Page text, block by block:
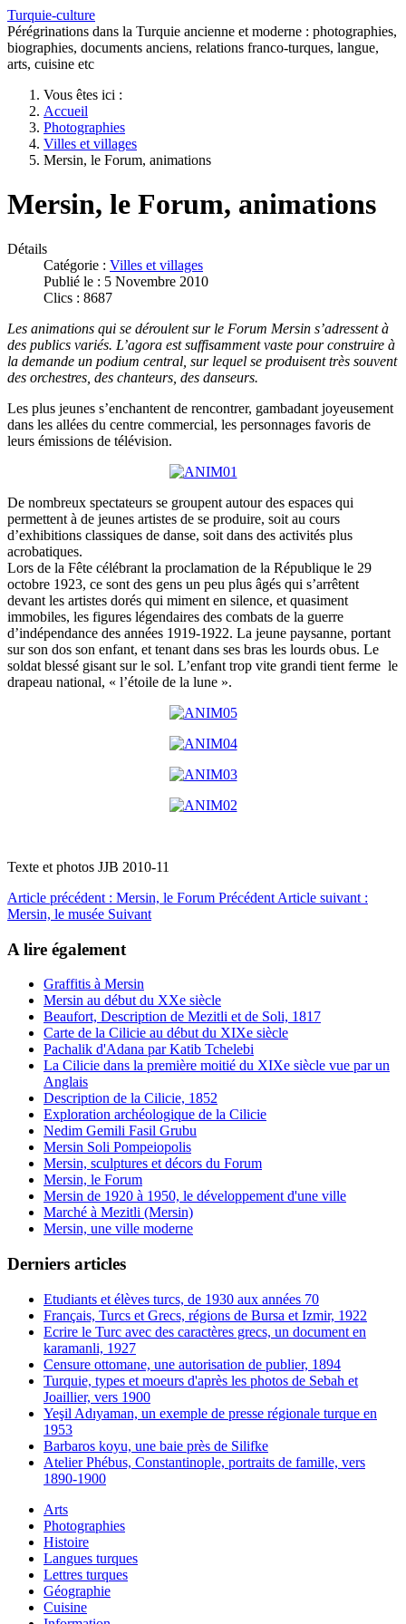
Turquie-culture
Pérégrinations dans la Turquie ancienne et moderne : photographies,
biographies, documents anciens, relations franco-turques, langue,
arts, cuisine etc
Vous êtes ici :
Accueil
Photographies
Villes et villages
Mersin, le Forum, animations
Mersin, le Forum, animations
Détails
Catégorie : Villes et villages
Publié le : 5 Novembre 2010
Clics : 8687
Les animations qui se déroulent sur le Forum Mersin s’adressent à
des publics variés. L’agora est suffisamment vaste pour construire à
la demande un podium central, sur lequel se produisent très souvent
des orchestres, des chanteurs, des danseurs.
Les plus jeunes s’enchantent de rencontrer, gambadant joyeusement
dans les allées du centre commercial, les personnages favoris de
leurs émissions de télévision.
De nombreux spectateurs se groupent autour des espaces qui
permettent à de jeunes artistes de se produire, soit au cours
d’exhibitions classiques de danse, soit dans des activités plus
acrobatiques.
Lors de la Fête célébrant la proclamation de la République le 29
octobre 1923, ce sont des gens un peu plus âgés qui s’arrêtent
devant les artistes dorés qui miment en silence, et quasiment
immobiles, les figures légendaires des combats de la guerre
d’indépendance des années 1919-1922. La jeune paysanne, portant
sur son dos son enfant, et tenant dans ses bras les lourds obus. Le
soldat blessé gisant sur le sol. L’enfant trop vite grandi tient ferme le
drapeau national, « l’étoile de la lune ».
Texte et photos JJB 2010-11
Article précédent : Mersin, le Forum Précédent Article suivant :
Mersin, le musée Suivant
A lire également
Graffitis à Mersin
Mersin au début du XXe siècle
Beaufort, Description de Mezitli et de Soli, 1817
Carte de la Cilicie au début du XIXe siècle
Pachalik d'Adana par Katib Tchelebi
La Cilicie dans la première moitié du XIXe siècle vue par un
Anglais
Description de la Cilicie, 1852
Exploration archéologique de la Cilicie
Nedim Gemili Fasil Grubu
Mersin Soli Pompeiopolis
Mersin, sculptures et décors du Forum
Mersin, le Forum
Mersin de 1920 à 1950, le développement d'une ville
Marché à Mezitli (Mersin)
Mersin, une ville moderne
Derniers articles
Etudiants et élèves turcs, de 1930 aux années 70
Français, Turcs et Grecs, régions de Bursa et Izmir, 1922
Ecrire le Turc avec des caractères grecs, un document en
karamanli, 1927
Censure ottomane, une autorisation de publier, 1894
Turquie, types et moeurs d'après les photos de Sebah et
Joaillier, vers 1900
Yeşil Adıyaman, un exemple de presse régionale turque en
1953
Barbaros koyu, une baie près de Silifke
Atelier Phébus, Constantinople, portraits de famille, vers
1890-1900
Arts
Photographies
Histoire
Langues turques
Lettres turques
Géographie
Cuisine